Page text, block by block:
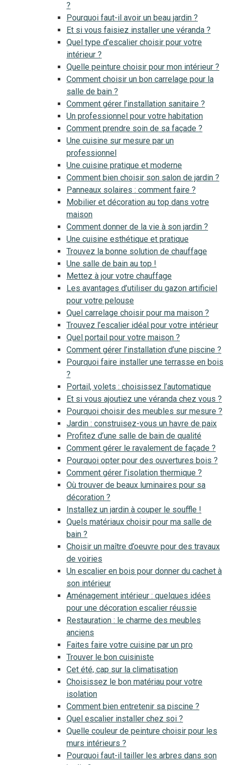
?
Pourquoi faut-il avoir un beau jardin ?
Et si vous faisiez installer une véranda ?
Quel type d’escalier choisir pour votre
intérieur ?
Quelle peinture choisir pour mon intérieur ?
Comment choisir un bon carrelage pour la
salle de bain ?
Comment gérer l’installation sanitaire ?
Un professionnel pour votre habitation
Comment prendre soin de sa façade ?
Une cuisine sur mesure par un
professionnel
Une cuisine pratique et moderne
Comment bien choisir son salon de jardin ?
Panneaux solaires : comment faire ?
Mobilier et décoration au top dans votre
maison
Comment donner de la vie à son jardin ?
Une cuisine esthétique et pratique
Trouvez la bonne solution de chauffage
Une salle de bain au top !
Mettez à jour votre chauffage
Les avantages d’utiliser du gazon artificiel
pour votre pelouse
Quel carrelage choisir pour ma maison ?
Trouvez l’escalier idéal pour votre intérieur
Quel portail pour votre maison ?
Comment gérer l’installation d’une piscine ?
Pourquoi faire installer une terrasse en bois
?
Portail, volets : choisissez l’automatique
Et si vous ajoutiez une véranda chez vous ?
Pourquoi choisir des meubles sur mesure ?
Jardin : construisez-vous un havre de paix
Profitez d’une salle de bain de qualité
Comment gérer le ravalement de façade ?
Pourquoi opter pour des ouvertures bois ?
Comment gérer l’isolation thermique ?
Où trouver de beaux luminaires pour sa
décoration ?
Installez un jardin à couper le souffle !
Quels matériaux choisir pour ma salle de
bain ?
Choisir un maître d’oeuvre pour des travaux
de voiries
Un escalier en bois pour donner du cachet à
son intérieur
Aménagement intérieur : quelques idées
pour une décoration escalier réussie
Restauration : le charme des meubles
anciens
Faites faire votre cuisine par un pro
Trouver le bon cuisiniste
Cet été, cap sur la climatisation
Choisissez le bon matériau pour votre
isolation
Comment bien entretenir sa piscine ?
Quel escalier installer chez soi ?
Quelle couleur de peinture choisir pour les
murs intérieurs ?
Pourquoi faut-il tailler les arbres dans son